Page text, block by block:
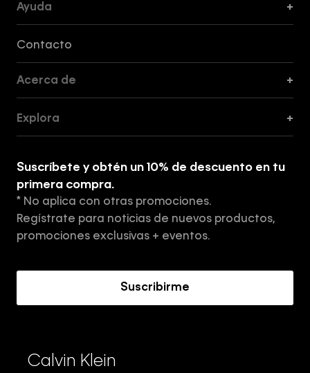
Ayuda +
Contacto
Acerca de +
Tiendas
Aviso de privacidad
Términos y Condiciones
Explora +
Suscríbete y obtén un 10% de descuento en tu
primera compra.
* No aplica con otras promociones.
Regístrate para noticias de nuevos productos,
promociones exclusivas + eventos.
Suscribirme
Calvin Klein